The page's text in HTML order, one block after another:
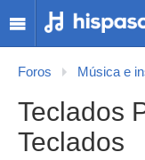
Foros Música e
Teclados
Teclados